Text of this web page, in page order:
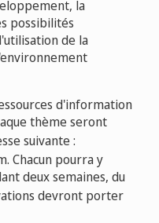
la
possibilités
de la
d'information
thème seront
suivante :
Chacun pourra y
deux semaines, du
devront porter